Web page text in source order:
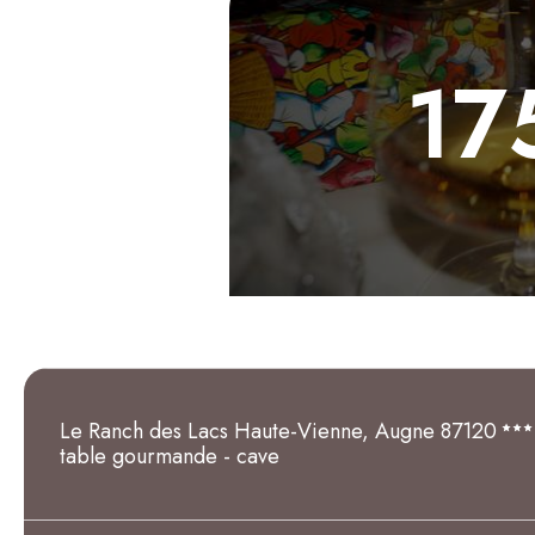
Le Ranch des Lacs Haute-Vienne, Augne 87120
table gourmande - cave